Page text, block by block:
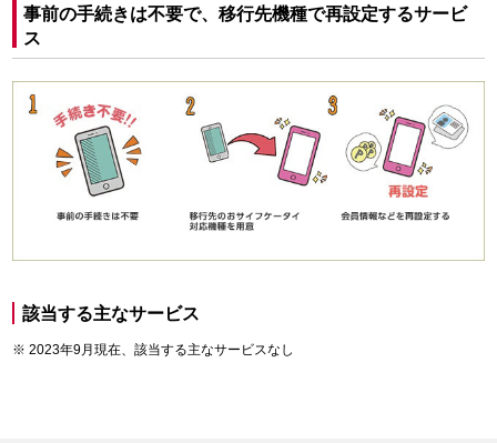
事前の手続きは不要で、移行先機種で再設定するサービ
ス
該当する主なサービス
2023年9月現在、該当する主なサービスなし